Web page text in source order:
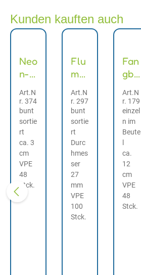
Kunden kauften auch
Neo
n-
ngs
pira
le
Art.N
r. 374
bunt
sortie
rt
ca. 3
cm
VPE
48
Stck.
Flu
mm
Art.N
r. 297
bunt
sortie
rt
Durc
hmes
ser
27
mm
VPE
100
Stck.
Fan
gba
el
Art.N
r. 179
einzel
n im
Beute
ca.
12
cm
VPE
48
Stck.